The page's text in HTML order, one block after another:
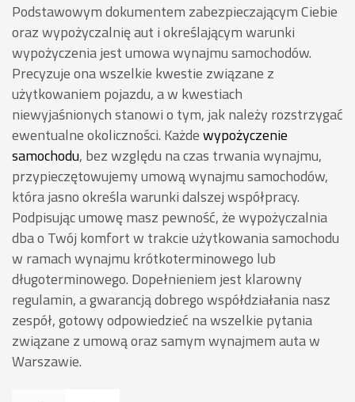
Podstawowym dokumentem zabezpieczającym Ciebie
oraz wypożyczalnię aut i określającym warunki
wypożyczenia jest umowa wynajmu samochodów.
Precyzuje ona wszelkie kwestie związane z
użytkowaniem pojazdu, a w kwestiach
niewyjaśnionych stanowi o tym, jak należy rozstrzygać
ewentualne okoliczności. Każdewypożyczenie
samochodu, bez względu na czas trwania wynajmu,
przypieczętowujemy umową wynajmu samochodów,
która jasno określa warunki dalszej współpracy.
Podpisując umowę masz pewność, że wypożyczalnia
dba o Twój komfort w trakcie użytkowania samochodu
w ramach wynajmu krótkoterminowego lub
długoterminowego. Dopełnieniem jest klarowny
regulamin, a gwarancją dobrego współdziałania nasz
zespół, gotowy odpowiedzieć na wszelkie pytania
związane z umową oraz samym wynajmem auta w
Warszawie.